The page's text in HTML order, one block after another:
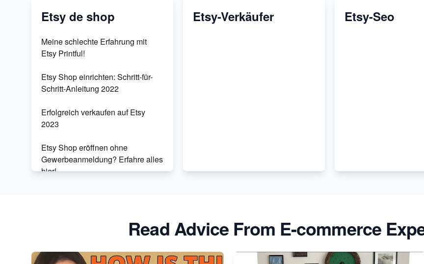
Etsy de shop
Meine schlechte Erfahrung mit
Etsy Printful!
Etsy Shop einrichten: Schritt-für-
Schritt-Anleitung 2022
Erfolgreich verkaufen auf Etsy
2023
Etsy Shop eröffnen ohne
Gewerbeanmeldung? Erfahre alles
hier!
Amazon Handmade oder Etsy?
ETSY Abrechnung: Das nächste
Etsy-Verkäufer Etsy-Seo
Read Advice From E-commerce